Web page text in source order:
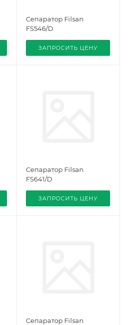
Сепаратор Filsan
FS546/D
ЗАПРОСИТЬ ЦЕНУ
Сепаратор Filsan
FS641/D
ЗАПРОСИТЬ ЦЕНУ
Сепаратор Filsan